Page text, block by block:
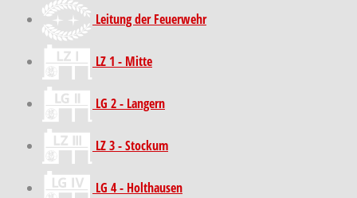
Leitung der Feuerwehr
LZ 1 - Mitte
LG 2 - Langern
LZ 3 - Stockum
LG 4 - Holthausen